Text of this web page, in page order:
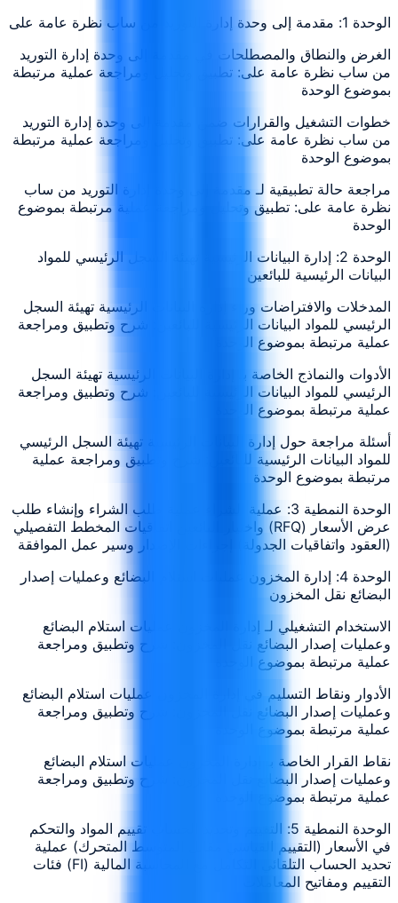
الوحدة 1: مقدمة إلى وحدة إدارة التوريد من ساب نظرة عامة على
الغرض والنطاق والمصطلحات في مقدمة إلى وحدة إدارة التوريد
من ساب نظرة عامة على: تطبيق وتحليل ومراجعة عملية مرتبطة
بموضوع الوحدة
خطوات التشغيل والقرارات ضمن مقدمة إلى وحدة إدارة التوريد
من ساب نظرة عامة على: تطبيق وتحليل ومراجعة عملية مرتبطة
بموضوع الوحدة
مراجعة حالة تطبيقية لـ مقدمة إلى وحدة إدارة التوريد من ساب
نظرة عامة على: تطبيق وتحليل ومراجعة عملية مرتبطة بموضوع
الوحدة
الوحدة 2: إدارة البيانات الرئيسية تهيئة السجل الرئيسي للمواد
البيانات الرئيسية للبائعين
المدخلات والافتراضات وراء إدارة البيانات الرئيسية تهيئة السجل
الرئيسي للمواد البيانات الرئيسية للبائعين: شرح وتطبيق ومراجعة
عملية مرتبطة بموضوع الوحدة
الأدوات والنماذج الخاصة بـ إدارة البيانات الرئيسية تهيئة السجل
الرئيسي للمواد البيانات الرئيسية للبائعين: شرح وتطبيق ومراجعة
عملية مرتبطة بموضوع الوحدة
أسئلة مراجعة حول إدارة البيانات الرئيسية تهيئة السجل الرئيسي
للمواد البيانات الرئيسية للبائعين: شرح وتطبيق ومراجعة عملية
مرتبطة بموضوع الوحدة
الوحدة النمطية 3: عملية الشراء عملية طلب الشراء وإنشاء طلب
عرض الأسعار (RFQ) واختيار البائعين اتفاقيات المخطط التفصيلي
(العقود واتفاقيات الجدولة) إجراءات الإصدار وسير عمل الموافقة
الوحدة 4: إدارة المخزون عمليات استلام البضائع وعمليات إصدار
البضائع نقل المخزون
الاستخدام التشغيلي لـ إدارة المخزون عمليات استلام البضائع
وعمليات إصدار البضائع نقل المخزون: شرح وتطبيق ومراجعة
عملية مرتبطة بموضوع الوحدة
الأدوار ونقاط التسليم في إدارة المخزون عمليات استلام البضائع
وعمليات إصدار البضائع نقل المخزون: شرح وتطبيق ومراجعة
عملية مرتبطة بموضوع الوحدة
نقاط القرار الخاصة بـ إدارة المخزون عمليات استلام البضائع
وعمليات إصدار البضائع نقل المخزون: شرح وتطبيق ومراجعة
عملية مرتبطة بموضوع الوحدة
الوحدة النمطية 5: التقييم وتحديد الحساب تقييم المواد والتحكم
في الأسعار (التقييم القياسي مقابل المتوسط المتحرك) عملية
تحديد الحساب التلقائي التكامل مع المحاسبة المالية (FI) فئات
التقييم ومفاتيح المعاملات